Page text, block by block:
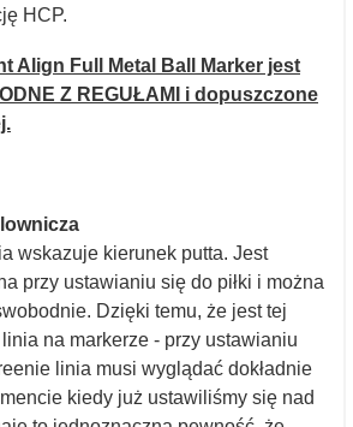
HCP.
Align Full Metal Ball Marker jest
Z REGUŁAMI i dopuszczone
wskazuje kierunek putta. Jest
przy ustawianiu się do piłki i można
Dzięki temu, że jest tej
na markerze - przy ustawianiu
linia musi wyglądać dokładnie
kiedy już ustawiliśmy się nad